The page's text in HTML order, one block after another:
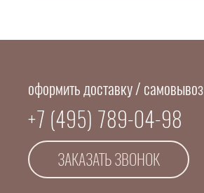
оформить доставку / самовывоз
+7 (495) 789-04-98
ЗАКАЗАТЬ ЗВОНОК